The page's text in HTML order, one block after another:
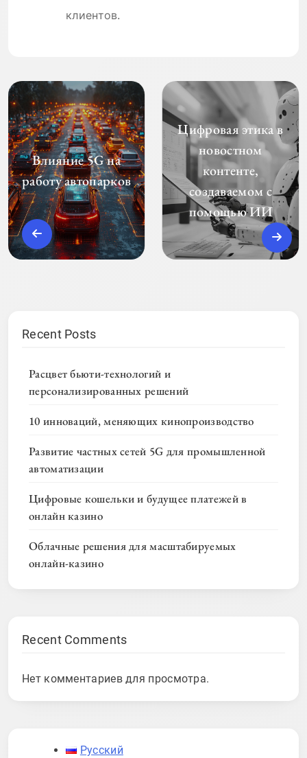
клиентов.
Влияние 5G на
работу автопарков
Цифровая этика в
новостном
контенте,
создаваемом с
помощью ИИ
Recent Posts
Расцвет бьюти-технологий и
персонализированных решений
10 инноваций, меняющих кинопроизводство
Развитие частных сетей 5G для промышленной
автоматизации
Цифровые кошельки и будущее платежей в
онлайн казино
Облачные решения для масштабируемых
онлайн-казино
Recent Comments
Нет комментариев для просмотра.
Русский